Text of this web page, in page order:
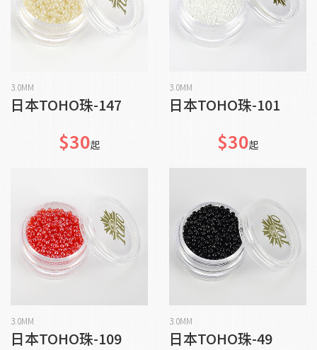
3.0MM
日本TOHO珠-147
$30起
3.0MM
日本TOHO珠-101
$30起
3.0MM
日本TOHO珠-109
3.0MM
日本TOHO珠-49